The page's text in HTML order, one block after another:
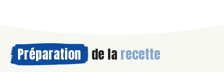
Préparation de la recette